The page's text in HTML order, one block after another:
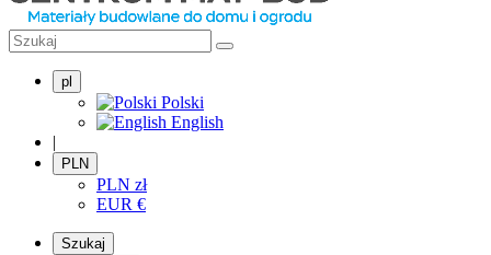
pl
Polski
English
|
PLN
PLN zł
EUR €
Szukaj